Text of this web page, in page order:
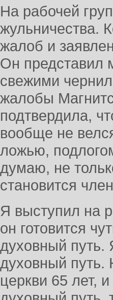
На рабочей
жульничества.
жалоб и
Он представил
свежими
жалобы
подтвердила,
вообще не
ложью,
думаю, не
становится
Я выступил на
он готовится
духовный путь.
духовный путь.
церкви 65 лет,